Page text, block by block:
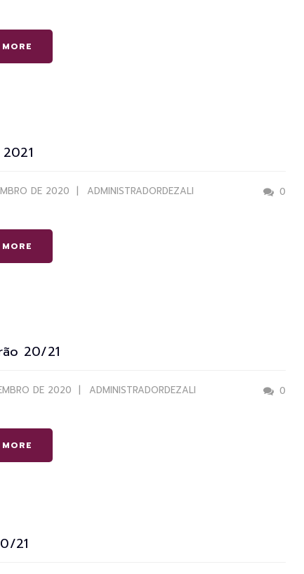
DE 2020 ADMINISTRADORDEZALI 0
20/21
DE 2020 ADMINISTRADORDEZALI 0
21